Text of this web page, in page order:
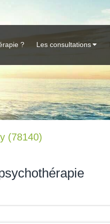
? Les consultations
(78140)